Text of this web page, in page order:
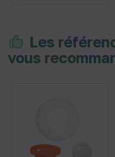
Les
vous